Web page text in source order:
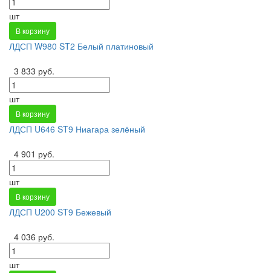
шт
В корзину
ЛДСП W980 ST2 Белый платиновый
3 833 руб.
шт
В корзину
ЛДСП U646 ST9 Ниагара зелёный
4 901 руб.
шт
В корзину
ЛДСП U200 ST9 Бежевый
4 036 руб.
шт